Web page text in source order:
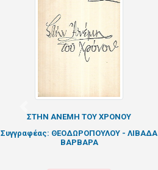
ΣΤΗΝ ΑΝΕΜΗ ΤΟΥ ΧΡΟΝΟΥ
Συγγραφέας: ΘΕΟΔΩΡΟΠΟΥΛΟΥ - ΛΙΒΑΔΑ
ΒΑΡΒΑΡΑ
Previous